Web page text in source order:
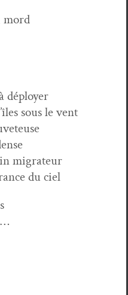
mord
déployer
sous le vent
migrateur
du ciel